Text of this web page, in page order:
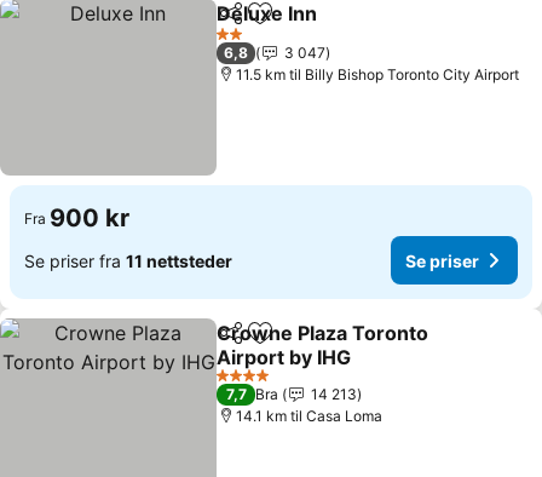
Del Legg til i favoritter
Deluxe Inn
2 Stjerner
6,8
3 047
11.5 km til Billy Bishop Toronto City Airport
Fra 900 kr
Se priser fra 11 nettsteder Se priser
Del Legg til i favoritter
Crowne Plaza Toronto
Airport by IHG
4 Stjerner
7,7 Bra
14 213
14.1 km til Casa Loma